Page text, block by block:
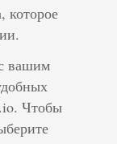
которое
вашим
Чтобы